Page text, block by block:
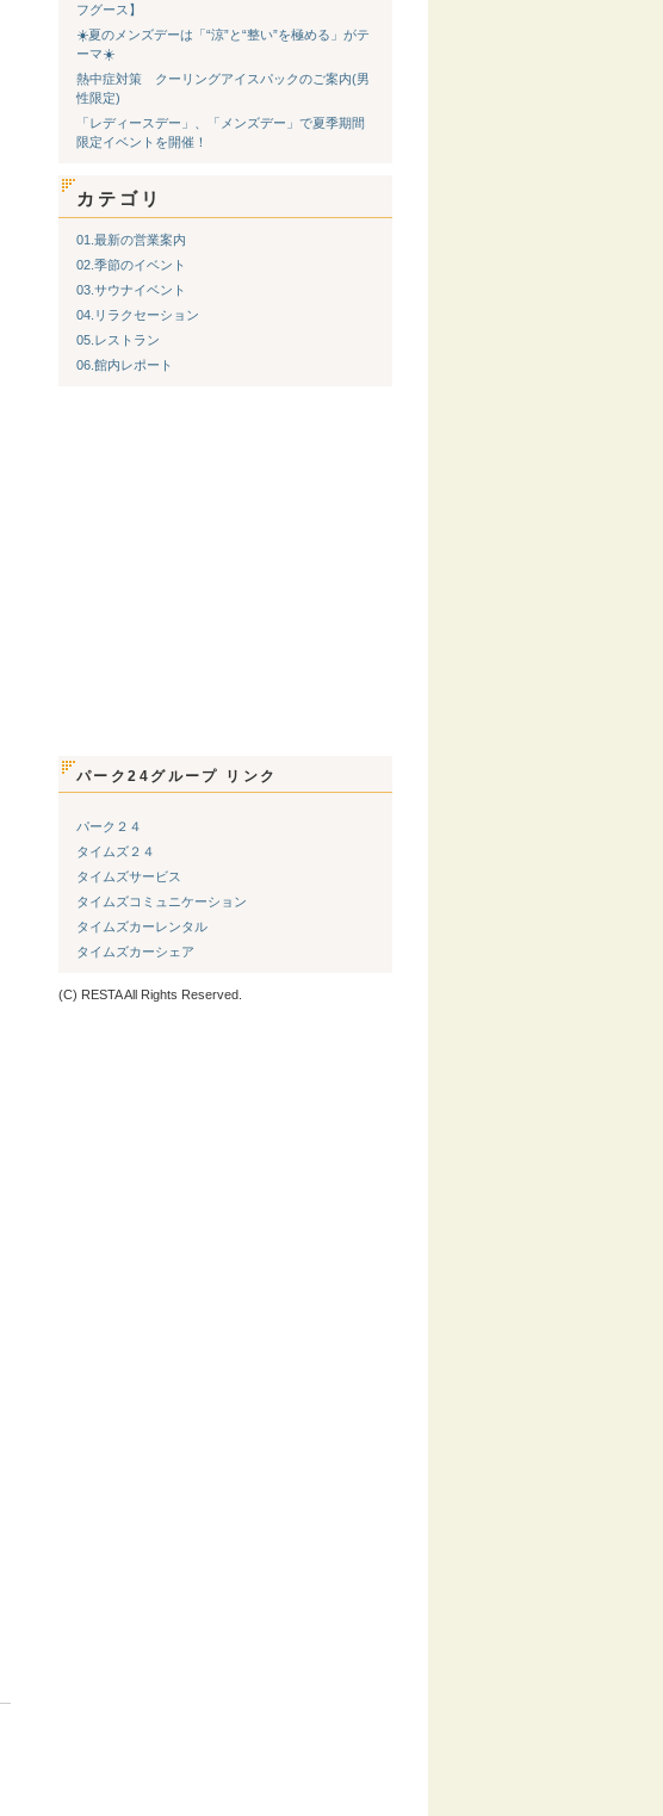
フグース】
☀️夏のメンズデーは「“涼”と“整い”を極める」がテ
ーマ☀️
熱中症対策 クーリングアイスパックのご案内(男
性限定)
「レディースデー」、「メンズデー」で夏季期間
限定イベントを開催！
カテゴリ
01.最新の営業案内
02.季節のイベント
03.サウナイベント
04.リラクセーション
05.レストラン
06.館内レポート
パーク24グループ リンク
パーク２４
タイムズ２４
タイムズサービス
タイムズコミュニケーション
タイムズカーレンタル
タイムズカーシェア
(C) RESTA All Rights Reserved.